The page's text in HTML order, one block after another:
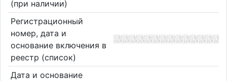
(при наличии)
Регистрационный
номер, дата и
основание включения в
реестр (список)
Дата и основание